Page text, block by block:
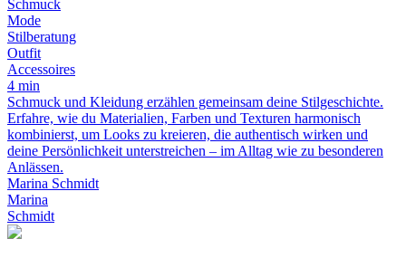
Schmuck
Mode
Stilberatung
Outfit
Accessoires
4 min
Schmuck und Kleidung erzählen gemeinsam deine Stilgeschichte.
Erfahre, wie du Materialien, Farben und Texturen harmonisch
kombinierst, um Looks zu kreieren, die authentisch wirken und
deine Persönlichkeit unterstreichen – im Alltag wie zu besonderen
Anlässen.
Marina Schmidt
Marina
Schmidt